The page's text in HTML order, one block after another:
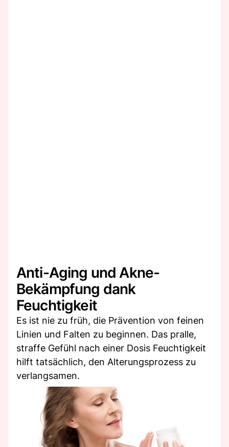
Anti-Aging und Akne-
Bekämpfung dank
Feuchtigkeit
Es ist nie zu früh, die Prävention von feinen
Linien und Falten zu beginnen. Das pralle,
straffe Gefühl nach einer Dosis Feuchtigkeit
hilft tatsächlich, den Alterungsprozess zu
verlangsamen.